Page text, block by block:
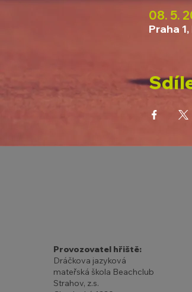
08. 5.
Praha
Provozovatel hřiště:
Dráčkova jazyková
mateřská škola Beachclub
Strahov, z.s.